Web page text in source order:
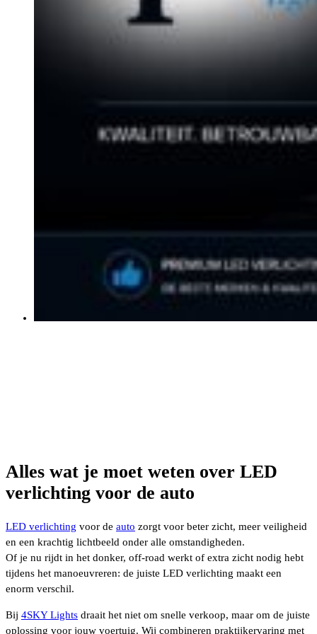
Alles wat je moet weten over LED
verlichting voor de auto
LED verlichting voor de auto zorgt voor beter zicht, meer veiligheid
en een krachtig lichtbeeld onder alle omstandigheden.
Of je nu rijdt in het donker, off-road werkt of extra zicht nodig hebt
tijdens het manoeuvreren: de juiste LED verlichting maakt een
enorm verschil.
Bij 4SKY Lights draait het niet om snelle verkoop, maar om de juiste
oplossing voor jouw voertuig. Wij combineren praktijkervaring met